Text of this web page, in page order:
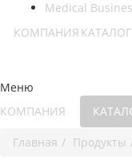
Medical
КОМПАНИЯ
Меню
КОМПАНИЯ
Главная Продукты